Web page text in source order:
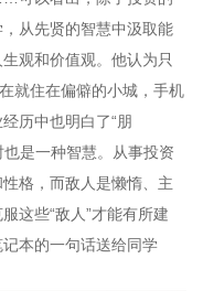
从先贤的智慧中汲取能
观和价值观。他认为只
就住在偏僻的小城，手机
历中也明白了“朋
也是一种智慧。从事投资
格，而敌人是懒惰、主
这些“敌人”才能有所建
本的一句话送给同学